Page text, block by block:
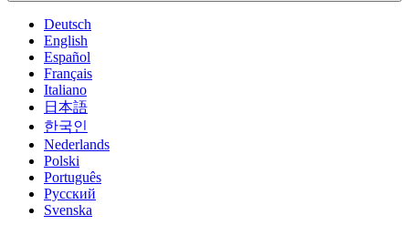
Deutsch
English
Español
Français
Italiano
日本語
한국인
Nederlands
Polski
Português
Pусский
Svenska